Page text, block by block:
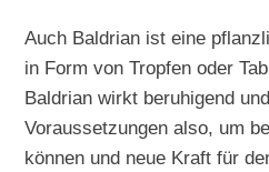
Auch Baldrian ist eine
in Form von Tropfen oder
Baldrian wirkt beruhigend
Voraussetzungen also, um
können und neue Kraft für